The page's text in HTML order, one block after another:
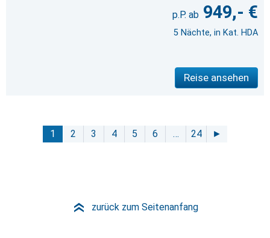
949,- €
5 Nächte, in Kat. HDA
Reise ansehen
1 2 3 4 5 6 … 24 ►
» zurück zum Seitenanfang